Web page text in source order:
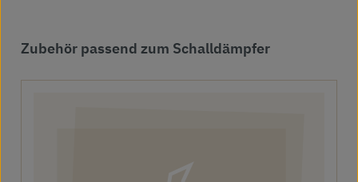
Produktgalerie überspringen
Zubehör passend zum Schalldämpfer